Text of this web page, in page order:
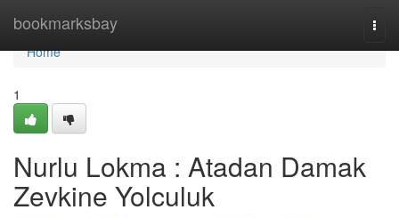
bookmarksbay
Home
Home
1
Nurlu Lokma : Atadan Damak
Zevkine Yolculuk